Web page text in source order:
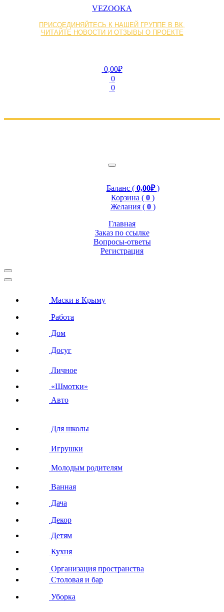
VEZOOKA
ПРИСОЕДИНЯЙТЕСЬ К НАШЕЙ ГРУППЕ В ВК,
ЧИТАЙТЕ НОВОСТИ И ОТЗЫВЫ О ПРОЕКТЕ
0,00₽
0
0
Баланс ( 0,00₽)
Корзина ( 0 )
Желания ( 0 )
Главная
Заказ по ссылке
Вопросы-ответы
Регистрация
Маски в Крыму
Работа
Дом
Досуг
Личное
«Шмотки»
Авто
Для школы
Игрушки
Молодым родителям
Ванная
Дача
Декор
Детям
Кухня
Организация пространства
Столовая и бар
Уборка